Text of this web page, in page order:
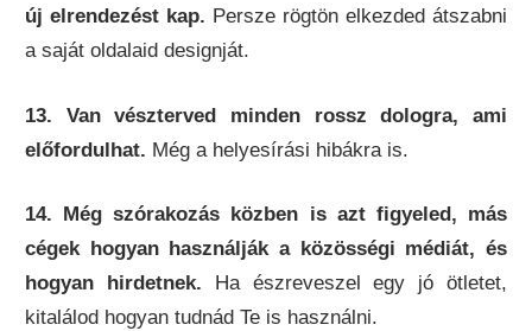
új elrendezést kap. Persze rögtön elkezded átszabni
a saját oldalaid designját.
13. Van vészterved minden rossz dologra, ami
előfordulhat. Még a helyesírási hibákra is.
14. Még szórakozás közben is azt figyeled, más
cégek hogyan használják a közösségi médiát, és
hogyan hirdetnek. Ha észreveszel egy jó ötletet,
kitalálod hogyan tudnád Te is használni.